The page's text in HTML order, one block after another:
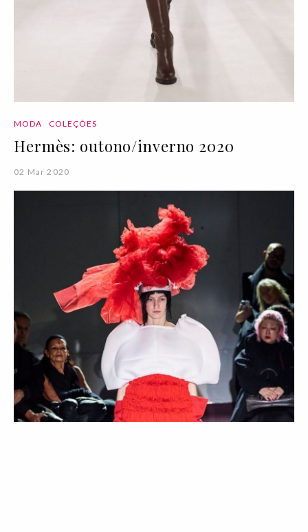
MODA COLEÇÕES
Hermès: outono/inverno 2020
02 Mar 2020